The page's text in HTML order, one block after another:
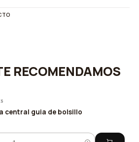
RECOMENDAMOS
central guia de bolsillo